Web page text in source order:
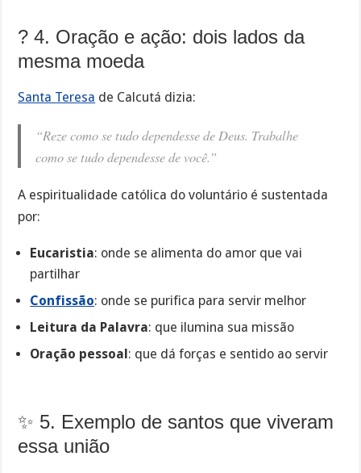
? 4. Oração e ação: dois lados da
mesma moeda
Santa Teresa de Calcutá dizia:
“Reze como se tudo dependesse de Deus. Trabalhe
como se tudo dependesse de você.”
A espiritualidade católica do voluntário é sustentada
por:
Eucaristia: onde se alimenta do amor que vai
partilhar
Confissão: onde se purifica para servir melhor
Leitura da Palavra: que ilumina sua missão
Oração pessoal : que dá forças e sentido ao servir
✨ 5. Exemplo de santos que viveram
essa união